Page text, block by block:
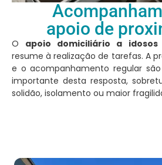
apoio de
O apoio domiciliário a
resume à realização de tarefas. A
e o acompanhamento regular
importante desta resposta,
solidão, isolamento ou maior